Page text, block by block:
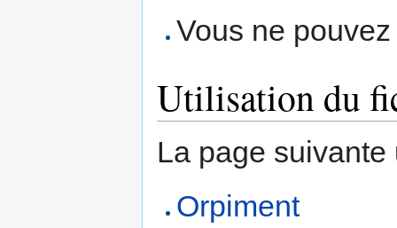
Vous ne
Utilisation du
La page
Orpiment